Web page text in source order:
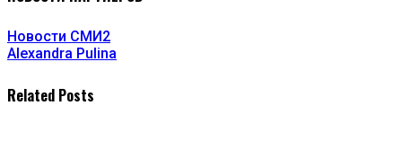
Новости СМИ2
Alexandra Pulina
Related Posts